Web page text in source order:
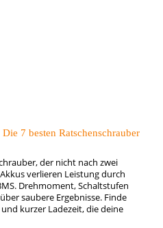
7 besten Ratschenschrauber
der nicht nach zwei
verlieren Leistung durch
Drehmoment, Schaltstufen
saubere Ergebnisse. Finde
kurzer Ladezeit, die deine